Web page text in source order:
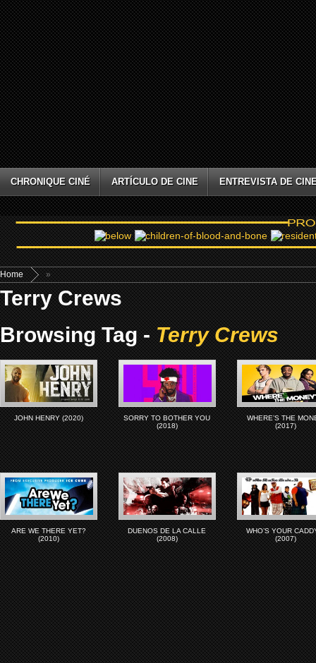
CHRONIQUE CINÉ ARTÍCULO DE CINE ENTREVISTA DE
Home »
Terry Crews
Browsing Tag -Terry Crews
JOHN HENRY (2020)
SORRY TO BOTHER YOU
(2018)
WHERE’S THE
(2017)
ARE WE THERE YET?
(2010)
DUENOS DE LA CALLE
(2008)
WHO’S YOUR
(2007)